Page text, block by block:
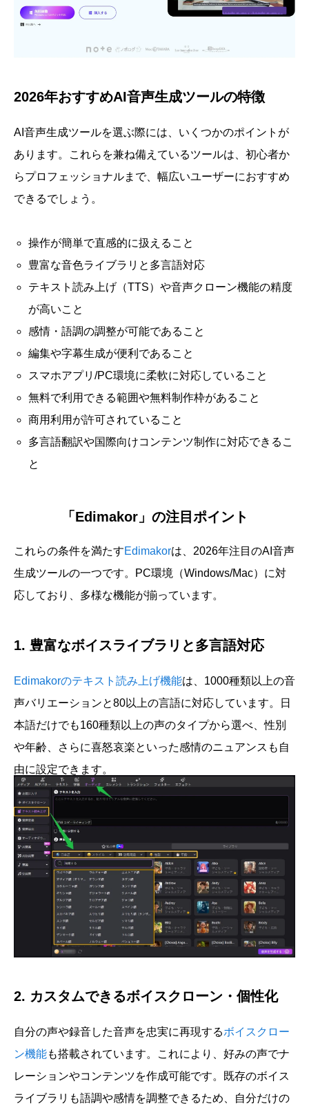
2026年おすすめAI音声生成ツールの特徴
AI音声生成ツールを選ぶ際には、いくつかのポイントが
あります。これらを兼ね備えているツールは、初心者か
らプロフェッショナルまで、幅広いユーザーにおすすめ
できるでしょう。
操作が簡単で直感的に扱えること
豊富な音色ライブラリと多言語対応
テキスト読み上げ（TTS）や音声クローン機能の精度
が高いこと
感情・語調の調整が可能であること
編集や字幕生成が便利であること
スマホアプリ/PC環境に柔軟に対応していること
無料で利用できる範囲や無料制作枠があること
商用利用が許可されていること
多言語翻訳や国際向けコンテンツ制作に対応できるこ
と
「Edimakor」の注目ポイント
これらの条件を満たすEdimakorは、2026年注目のAI音声
生成ツールの一つです。PC環境（Windows/Mac）に対
応しており、多様な機能が揃っています。
1. 豊富なボイスライブラリと多言語対応
Edimakorのテキスト読み上げ機能は、1000種類以上の音
声バリエーションと80以上の言語に対応しています。日
本語だけでも160種類以上の声のタイプから選べ、性別
や年齢、さらに喜怒哀楽といった感情のニュアンスも自
由に設定できます。
2. カスタムできるボイスクローン・個性化
自分の声や録音した音声を忠実に再現するボイスクロー
ン機能も搭載されています。これにより、好みの声でナ
レーションやコンテンツを作成可能です。既存のボイス
ライブラリも語調や感情を調整できるため、自分だけの